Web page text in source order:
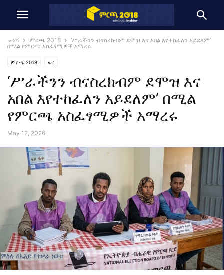
መነሻ ምርጫ 2018
‘ሥራችንን ብናስረክብም ደሞዝ እና አበል እየተከፈለን አይደለም’
በሚል የምርጫ አስፈፃሚዎች አማረሩ
ምርጫ 2018 ዜና
‘ሥራችንን ብናስረክብም ደሞዝ እና
አበል እየተከፈለን አይደለም’ በሚል
የምርጫ አስፈፃሚዎች አማረሩ
May 12, 2026